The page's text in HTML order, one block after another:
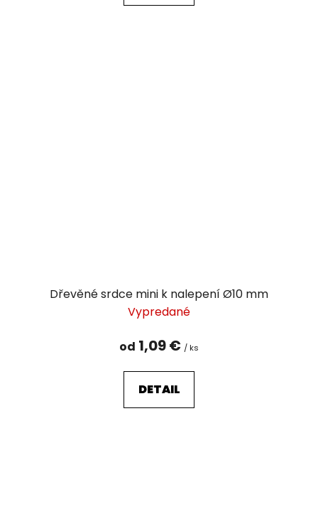
Dřevěné srdce mini k nalepení Ø10 mm
Vypredané
od 1,09 € / ks
DETAIL